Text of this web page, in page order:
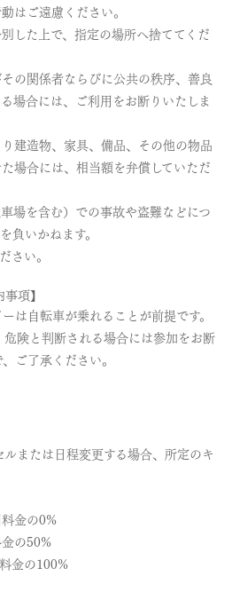
はご遠慮ください。
した上で、指定の場所へ捨ててくだ
の関係者ならびに公共の秩序、善良
場合には、ご利用をお断りいたしま
建造物、家具、備品、その他の物品
場合には、相当額を弁償していただ
場を含む）での事故や盗難などにつ
負いかねます。
さい。
項】
は自転車が乗れることが前提です。
危険と判断される場合には参加をお断
ご了承ください。
ルまたは日程変更する場合、所定のキ
金の0%
の50%
金の100%